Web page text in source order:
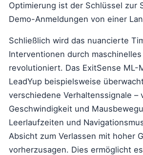
Optimierung ist der Schlüssel zur
Demo-Anmeldungen von einer
Schließlich wird das nuancierte
Interventionen durch
revolutioniert. Das ExitSense ML-
LeadYup beispielsweise
verschiedene Verhaltenssignale –
Geschwindigkeit und
Leerlaufzeiten und
Absicht zum Verlassen mit hoher
vorherzusagen. Dies ermöglicht